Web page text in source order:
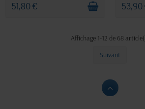
51,80 € 53,90
Affichage 1-12 de 68
Suivant